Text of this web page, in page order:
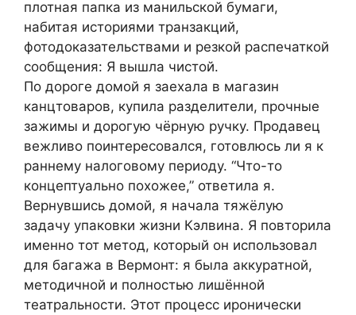
плотная папка из манильской бумаги,
набитая историями транзакций,
фотодоказательствами и резкой распечаткой
сообщения: Я вышла чистой.
По дороге домой я заехала в магазин
канцтоваров, купила разделители, прочные
зажимы и дорогую чёрную ручку. Продавец
вежливо поинтересовался, готовлюсь ли я к
раннему налоговому периоду. “Что-то
концептуально похожее,” ответила я.
Вернувшись домой, я начала тяжёлую
задачу упаковки жизни Кэлвина. Я повторила
именно тот метод, который он использовал
для багажа в Вермонт: я была аккуратной,
методичной и полностью лишённой
театральности. Этот процесс иронически